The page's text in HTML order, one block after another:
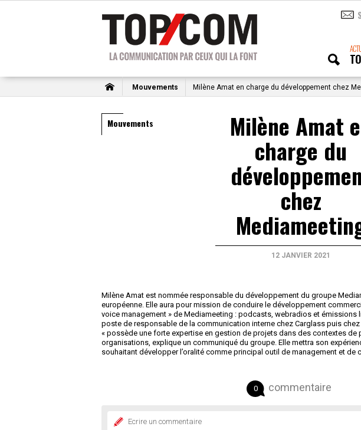
Mouvements Milène Amat en charge du développement chez
Mouvements Milène Amat
charge du
chez
12 JANVIER 2021
Milène Amat est nommée responsable du développement du groupe
européenne. Elle aura pour mission de conduire le développement
voice management » de Mediameeting : podcasts, webradios et émissions
poste de responsable de la communication interne chez Carglass puis
« possède une forte expertise en gestion de projets dans des contextes
organisations, explique un communiqué du groupe. Elle mettra son
souhaitant développer l’oralité comme principal outil de management et de
0 commentaire
Ecrire un commentaire